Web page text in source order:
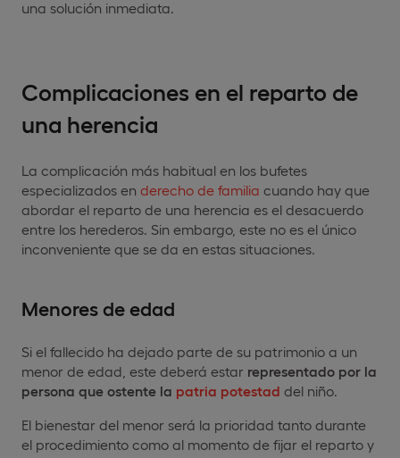
una solución inmediata.
Complicaciones en el reparto de
una herencia
La complicación más habitual en los bufetes
especializados en derecho de familia cuando hay que
abordar el reparto de una herencia es el desacuerdo
entre los herederos. Sin embargo, este no es el único
inconveniente que se da en estas situaciones.
Menores de edad
Si el fallecido ha dejado parte de su patrimonio a un
menor de edad, este deberá estar representado por la
persona que ostente la patria potestad del niño.
El bienestar del menor será la prioridad tanto durante
el procedimiento como al momento de fijar el reparto y